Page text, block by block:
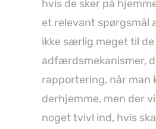
hvis de sker på
et relevant spørgsmål
ikke særlig meget til de
adfærdsmekanismer,
rapportering, når man
derhjemme, men der
noget tvivl ind, hvis